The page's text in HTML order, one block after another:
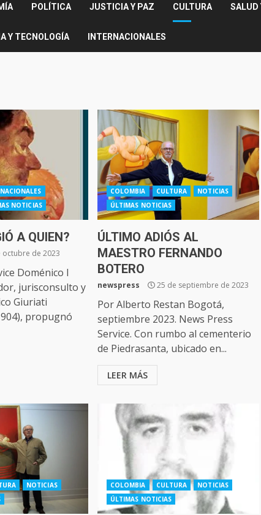
POLÍTICA JUSTICIA Y PAZ CULTURA SALUD
Y TECNOLOGÍA INTERNACIONALES
NOTICIAS
A QUIEN?
octubre de 2023
Doménico l
jurisconsulto y
Giuriati
propugnó
COLOMBIA CULTURA
NOTICIAS
ÚLTIMAS NOTICIAS
ÚLTIMO ADIÓS AL
MAESTRO FERNANDO
BOTERO
newspress 25 de septiembre de 2023
Por Alberto Restan Bogotá,
septiembre 2023. News Press
Service. Con rumbo al cementerio
de Piedrasanta, ubicado en...
LEER MÁS
NOTICIAS
COLOMBIA CULTURA
NOTICIAS
ÚLTIMAS NOTICIAS